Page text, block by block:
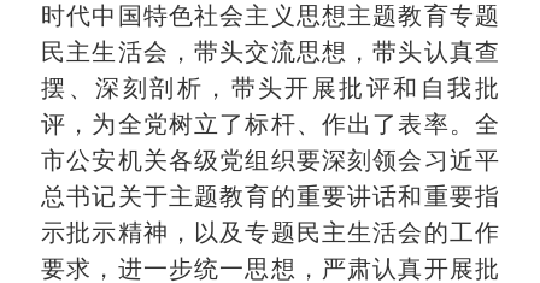
时代中国特色社会主义思想主题教育专题
民主生活会，带头交流思想，带头认真查
摆、深刻剖析，带头开展批评和自我批
评，为全党树立了标杆、作出了表率。全
市公安机关各级党组织要深刻领会习近平
总书记关于主题教育的重要讲话和重要指
示批示精神，以及专题民主生活会的工作
要求，进一步统一思想，严肃认真开展批